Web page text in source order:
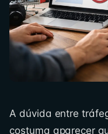
A dúvida entre
costuma aparecer